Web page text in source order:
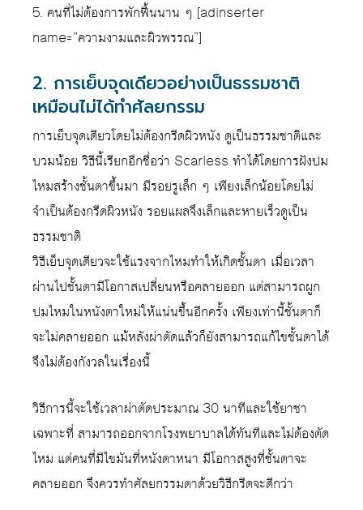
5. คนที่ไม่ต้องการพักฟื้นนาน ๆ [adinserter
name=”ความงามและผิวพรรณ”]
2. การเย็บจุดเดียวอย่างเป็นธรรมชาติ
เหมือนไม่ได้ทำศัลยกรรม
การเย็บจุดเดียวโดยไม่ต้องกรีดผิวหนัง ดูเป็นธรรมชาติและ
บวมน้อย วิธีนี้เรียกอีกชื่อว่า Scarless ทำได้โดยการฝังปม
ไหมสร้างชั้นตาขึ้นมา มีรอยรูเล็ก ๆ เพียงเล็กน้อยโดยไม่
จำเป็นต้องกรีดผิวหนัง รอยแผลจึงเล็กและหายเร็วดูเป็น
ธรรมชาติ
วิธีเย็บจุดเดียวจะใช้แรงจากไหมทำให้เกิดชั้นตา เมื่อเวลา
ผ่านไปชั้นตามีโอกาสเปลี่ยนหรือคลายออก แต่สามารถผูก
ปมไหมในหนังตาใหม่ให้แน่นขึ้นอีกครั้ง เพียงเท่านี้ชั้นตาก็
จะไม่คลายออก แม้หลังผ่าตัดแล้วก็ยังสามารถแก้ไขชั้นตาได้
จึงไม่ต้องกังวลในเรื่องนี้
วิธีการนี้จะใช้เวลาผ่าตัดประมาณ 30 นาทีและใช้ยาชา
เฉพาะที่ สามารถออกจากโรงพยาบาลได้ทันทีและไม่ต้องตัด
ไหม แต่คนที่มีไขมันที่หนังตาหนา มีโอกาสสูงที่ชั้นตาจะ
คลายออก จึงควรทำศัลยกรรมตาด้วยวิธีกรีดจะดีกว่า